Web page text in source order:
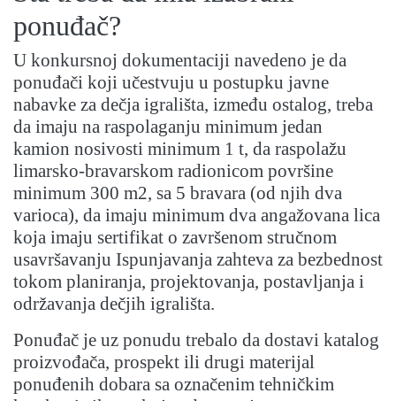
ponuđač?
U konkursnoj dokumentaciji navedeno je da
ponuđači koji učestvuju u postupku javne
nabavke za dečja igrališta, između ostalog, treba
da imaju na raspolaganju minimum jedan
kamion nosivosti minimum 1 t, da raspolažu
limarsko-bravarskom radionicom površine
minimum 300 m2, sa 5 bravara (od njih dva
varioca), da imaju minimum dva angažovana lica
koja imaju sertifikat o završenom stručnom
usavršavanju Ispunjavanja zahteva za bezbednost
tokom planiranja, projektovanja, postavljanja i
održavanja dečjih igrališta.
Ponuđač je uz ponudu trebalo da dostavi katalog
proizvođača, prospekt ili drugi materijal
ponuđenih dobara sa označenim tehničkim